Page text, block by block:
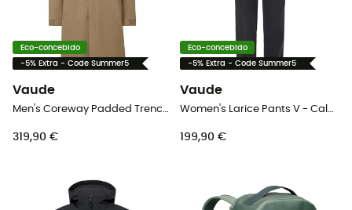
Eco-concebido
-5% Extra - Code Summer5
Vaude
Men's Coreway Padded Trenchcoat - Casaco impermeável homem
319,90 €
Eco-concebido
-5% Extra - Code Summer5
Vaude
Women's Larice Pants V - Calça ski montanha mulher
199,90 €